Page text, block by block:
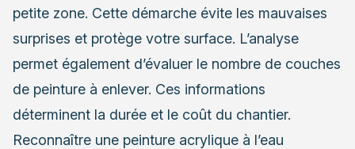
petite zone. Cette démarche évite les mauvaises
surprises et protège votre surface. L’analyse
permet également d’évaluer le nombre de couches
de peinture à enlever. Ces informations
déterminent la durée et le coût du chantier.
Reconnaître une peinture acrylique à l’eau